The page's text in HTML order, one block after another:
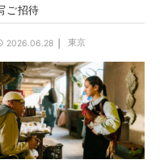
ご招待
2026.06.28 東京